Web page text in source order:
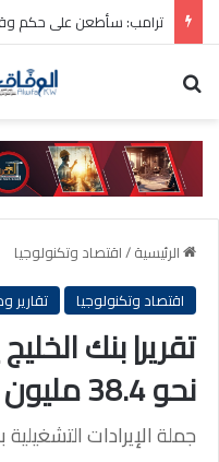
ترامب: سأطعن على حكم وقف
الرئيسية/اقتصاد وتكنولوجيا
اقتصاد وتكنولوجيا
تقارير
تقرير| بنك
نحو 38.4 مليون دينار
جملة الإيرادات التشغيلية بلغت 140.5